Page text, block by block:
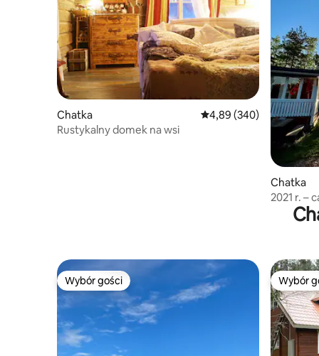
Chatka Średnia ocena: 4,89 na
4,89 (340)
Rustykalny domek na wsi
Chatka
2021 r. –
Wybór gości
Wybór gości Wybór
Wybór